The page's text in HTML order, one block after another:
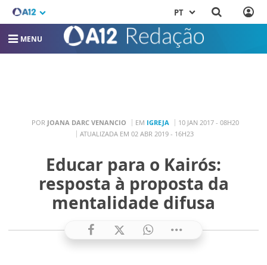
PT
MENU
POR JOANA DARC VENANCIO EM IGREJA
10 JAN 2017 - 08H20
ATUALIZADA EM 02 ABR 2019 - 16H23
Educar para o Kairós:
resposta à proposta da
mentalidade difusa